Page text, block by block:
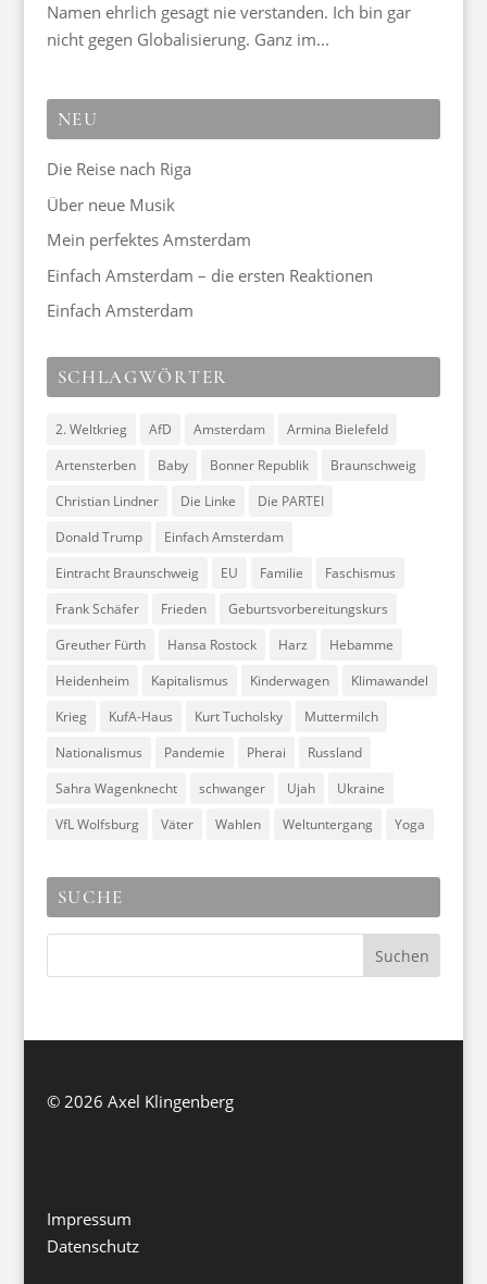
Namen ehrlich gesagt nie verstanden. Ich bin gar
nicht gegen Globalisierung. Ganz im...
NEU
Die Reise nach Riga
Über neue Musik
Mein perfektes Amsterdam
Einfach Amsterdam – die ersten Reaktionen
Einfach Amsterdam
SCHLAGWÖRTER
2. Weltkrieg AfD Amsterdam
Armina Bielefeld
Artensterben
Baby Bonner Republik
Braunschweig
Christian Lindner
Die Linke
Die PARTEI
Donald Trump
Einfach Amsterdam
Eintracht Braunschweig
EU Familie
Faschismus
Frank Schäfer
Frieden
Geburtsvorbereitungskurs
Greuther Fürth
Hansa Rostock Harz
Hebamme
Heidenheim
Kapitalismus Kinderwagen
Klimawandel
Krieg
KufA-Haus Kurt Tucholsky
Muttermilch
Nationalismus
Pandemie Pherai
Russland
Sahra Wagenknecht
schwanger Ujah
Ukraine
VfL Wolfsburg
Väter Wahlen Weltuntergang Yoga
SUCHE
© 2026 Axel Klingenberg
Impressum
Datenschutz